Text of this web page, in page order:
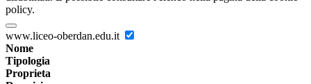
policy.
www.liceo-oberdan.edu.it
Nome
Tipologia
Proprieta